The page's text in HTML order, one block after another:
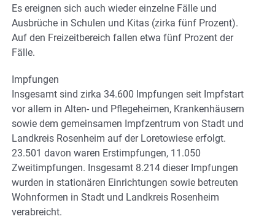
Es ereignen sich auch wieder einzelne Fälle und
Ausbrüche in Schulen und Kitas (zirka fünf Prozent).
Auf den Freizeitbereich fallen etwa fünf Prozent der
Fälle.
Impfungen
Insgesamt sind zirka 34.600 Impfungen seit Impfstart
vor allem in Alten- und Pflegeheimen, Krankenhäusern
sowie dem gemeinsamen Impfzentrum von Stadt und
Landkreis Rosenheim auf der Loretowiese erfolgt.
23.501 davon waren Erstimpfungen, 11.050
Zweitimpfungen. Insgesamt 8.214 dieser Impfungen
wurden in stationären Einrichtungen sowie betreuten
Wohnformen in Stadt und Landkreis Rosenheim
verabreicht.